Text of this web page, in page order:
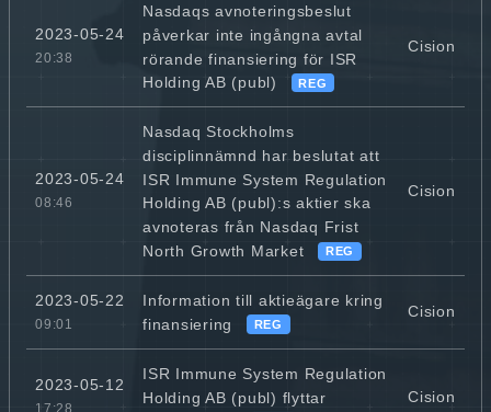
2023-05-24
20:38
Nasdaqs avnoteringsbeslut
påverkar inte ingångna avtal
rörande finansiering för ISR
Holding AB (publ)
REG
Cision
2023-05-24
08:46
Nasdaq Stockholms
disciplinnämnd har beslutat att
ISR Immune System Regulation
Holding AB (publ):s aktier ska
avnoteras från Nasdaq Frist
North Growth Market
REG
Cision
2023-05-22
09:01
Information till aktieägare kring
finansiering
REG
Cision
2023-05-12
17:28
ISR Immune System Regulation
Holding AB (publ) flyttar
Cision